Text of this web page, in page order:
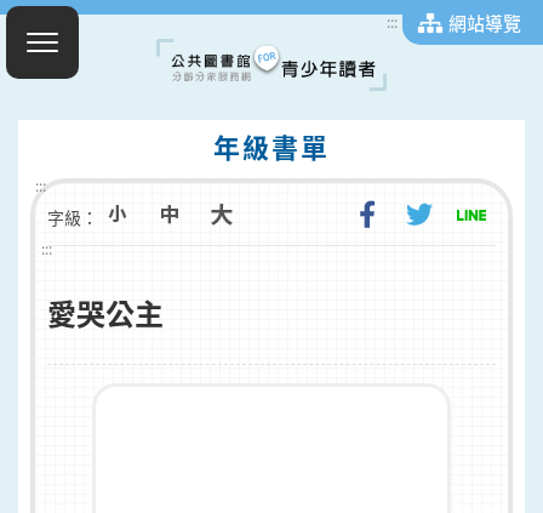
::: 網站導覽
年級書單
:::
字級：
:::
愛哭公主